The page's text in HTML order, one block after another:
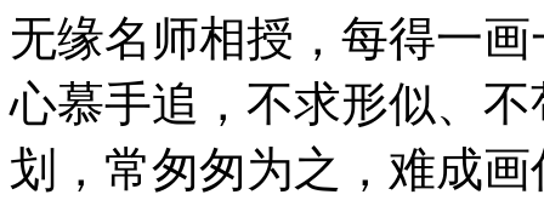
无缘名师相授，每得一
心慕手追，不求形似、
划，常匆匆为之，难成